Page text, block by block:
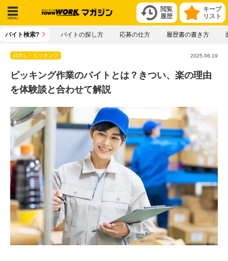
キープ
リスト
閲覧
履歴
メニ
バイト検索? バイトの探し方 応募の仕方 履歴書の書き方
品出し・ピッキング 2025.06.19
ピッキング作業のバイトとは？きつい、楽の理由
を体験談と合わせて解説